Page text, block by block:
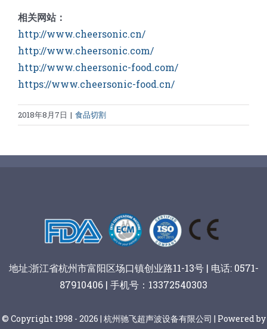
相关网站：
http://www.cheersonic.cn/
http://www.cheersonic.com/
http://www.cheersonic-food.com/
https://www.cheersonic-food.cn/
2018年8月7日 | 食品切割
地址:浙江省杭州市富阳区场口镇创业路11-13号 | 电话: 0571-
87910406 | 手机号：13372540303
© Copyright 1998 - 2026 | 杭州驰飞超声波设备有限公司 | Powered by